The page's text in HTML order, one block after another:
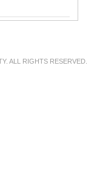
ALL RIGHTS RESERVED.